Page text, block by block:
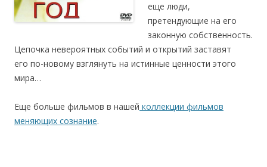
еще люди,
претендующие на его
законную собственность.
Цепочка невероятных событий и открытий заставят
его по-новому взглянуть на истинные ценности этого
мира…
Еще больше фильмов в нашей коллекции фильмов
меняющих сознание.